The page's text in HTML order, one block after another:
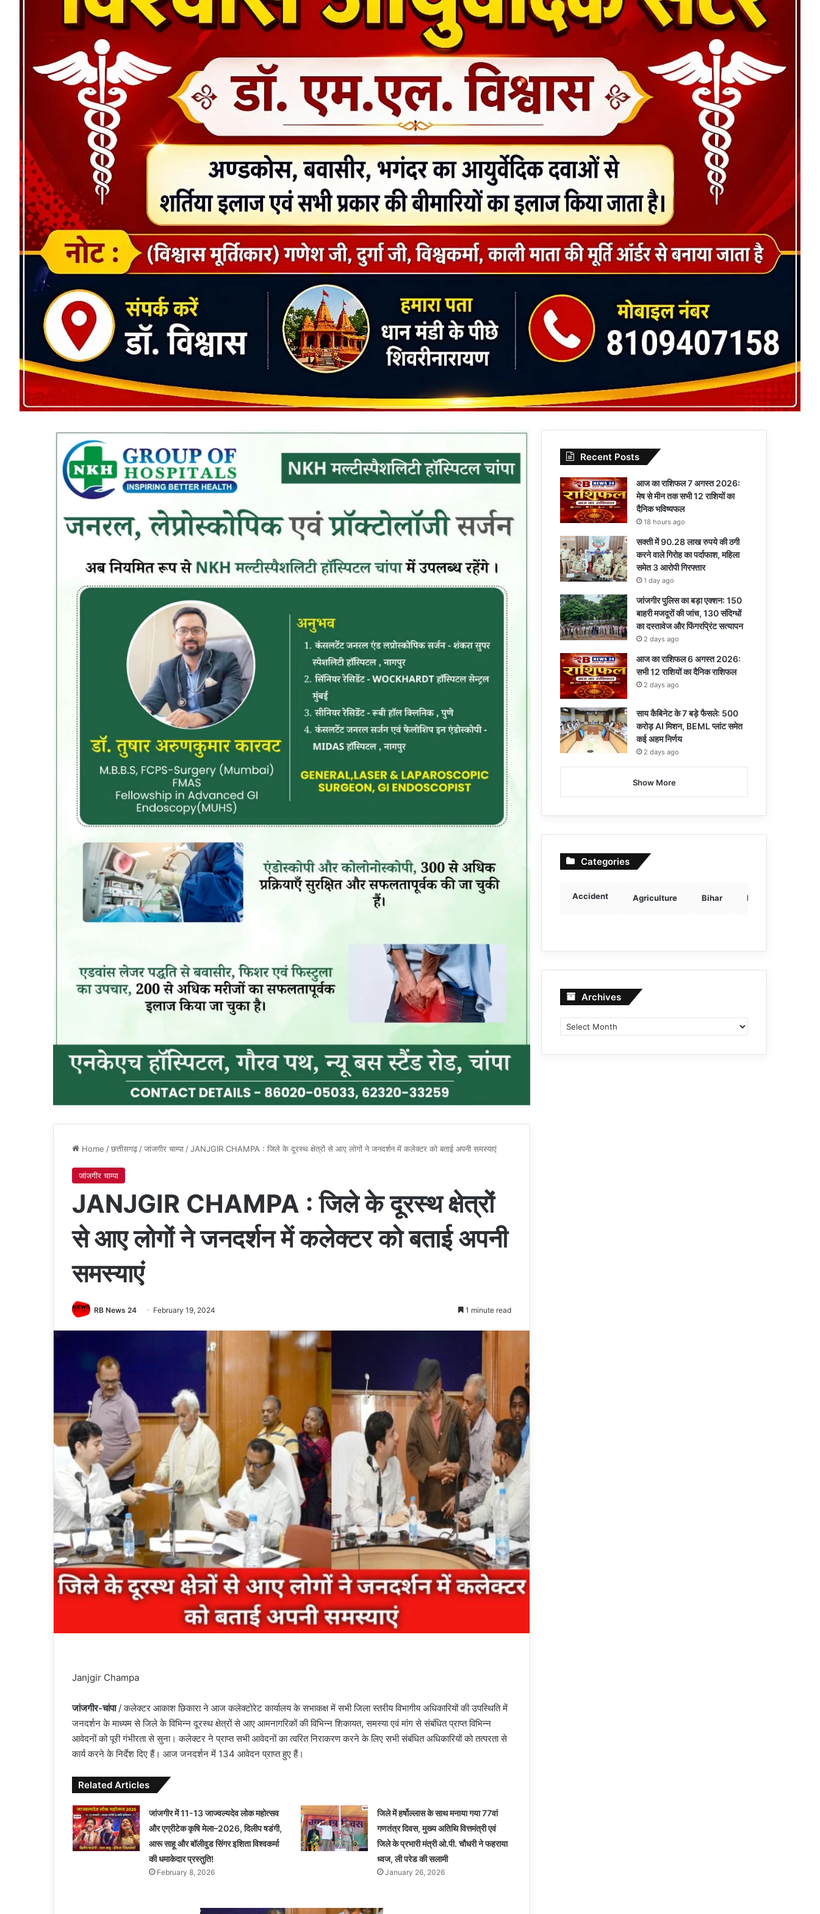
Home /छत्तीसगढ़ /जांजगीर चाम्पा /JANJGIR CHAMPA : जिले के दूरस्थ क्षेत्रों से आए लोगों ने जनदर्शन में कलेक्टर को बताई अपनी समस्याएं
जांजगीर चाम्पा
JANJGIR CHAMPA : जिले के दूरस्थ क्षेत्रों
से आए लोगों ने जनदर्शन में कलेक्टर को बताई अपनी
समस्याएं
RB News 24 February 19, 2024 1 minute read
Janjgir Champa
जांजगीर-चांपा/ कलेक्टर आकाश छिकारा ने आज कलेक्टोरेट कार्यालय के सभाकक्ष में सभी जिला स्तरीय विभागीय अधिकारियों की उपस्थिति में
जनदर्शन के माध्यम से जिले के विभिन्न दूरस्थ क्षेत्रों से आए आमनागरिकों की विभिन्न शिकायत, समस्या एवं मांग से संबंधित प्राप्त विभिन्न
आवेदनों को पूरी गंभीरता से सुना। कलेक्टर ने प्राप्त सभी आवेदनों का त्वरित निराकरण करने के लिए सभी संबंधित अधिकारियों को तत्परता से
कार्य करने के निर्देश दिए हैं। आज जनदर्शन में 134 आवेदन प्राप्त हुए हैं।
Related Articles
जांजगीर में 11-13 जाज्वल्यदेव लोक महोत्सव
और एग्रीटेक कृषि मेला–2026, दिलीप षडंगी,
आरू साहू और बॉलीवुड सिंगर इशिता विश्वकर्मा
की धमाकेदार प्रस्तुति!
February 8, 2026
जिले में हर्षोल्लास के साथ मनाया गया 77वां
गणतंत्र दिवस, मुख्य अतिथि वित्तमंत्री एवं
जिले के प्रभारी मंत्री ओ.पी. चौधरी ने फहराया
ध्वज, ली परेड की सलामी
January 26, 2026
Recent Posts
आज का राशिफल 7 अगस्त 2026:
मेष से मीन तक सभी 12 राशियों का
दैनिक भविष्यफल
18 hours ago
सक्ती में 90.28 लाख रुपये की ठगी
करने वाले गिरोह का पर्दाफाश, महिला
समेत 3 आरोपी गिरफ्तार
1 day ago
जांजगीर पुलिस का बड़ा एक्शन: 150
बाहरी मजदूरों की जांच, 130 संदिग्धों
का दस्तावेज और फिंगरप्रिंट सत्यापन
2 days ago
आज का राशिफल 6 अगस्त 2026:
सभी 12 राशियों का दैनिक राशिफल
2 days ago
साय कैबिनेट के 7 बड़े फैसले: 500
करोड़ AI मिशन, BEML प्लांट समेत
कई अहम निर्णय
2 days ago
Show More
Categories
Accident Agriculture Bihar Breaking news
Archives Archives